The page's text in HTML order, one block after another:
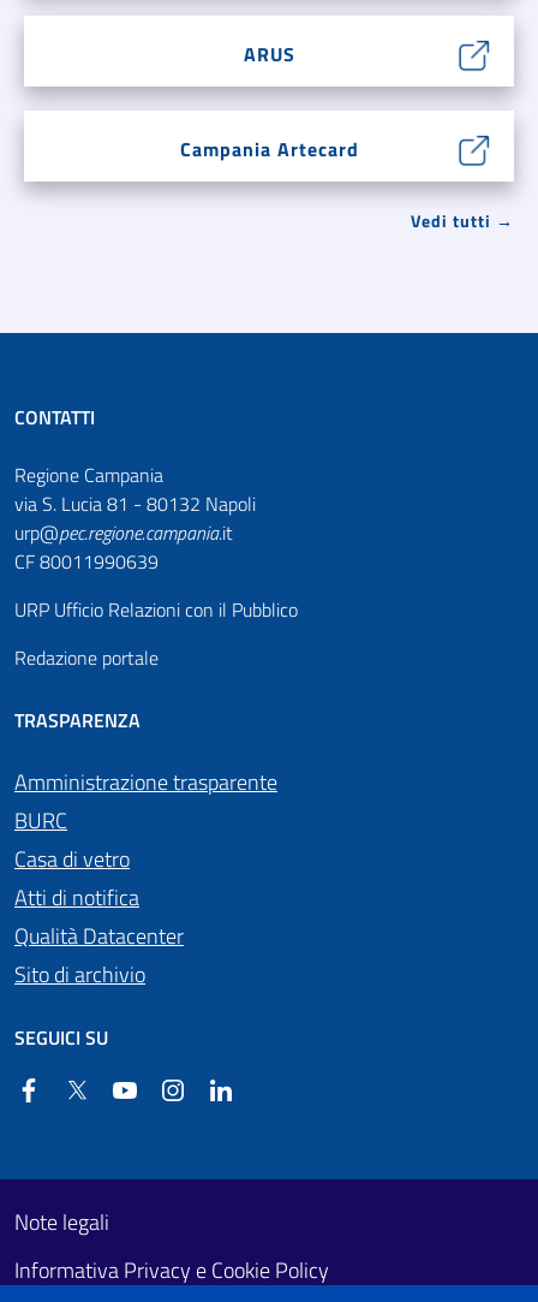
ARUS
Campania Artecard
Vedi tutti →
CONTATTI
Regione Campania
via S. Lucia 81 - 80132 Napoli
urp@pec.regione.campania.it
CF 80011990639
URP Ufficio Relazioni con il Pubblico
Redazione portale
TRASPARENZA
Amministrazione trasparente
BURC
Casa di vetro
Atti di notifica
Qualità Datacenter
Sito di archivio
SEGUICI SU
FacebookTwitter YouTube Instagram
Footer First
Useful links section
Note legali
Informativa Privacy e Cookie Policy